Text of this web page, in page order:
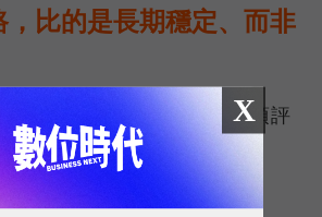
比的是長期穩定、而非
最具代表性的兩項評
驗（Reliability
質一致性（Consistent
X